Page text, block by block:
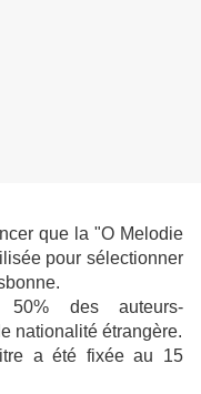
que la "O Melodie
pour sélectionner
50% des auteurs-
nationalité étrangère.
a été fixée au 15